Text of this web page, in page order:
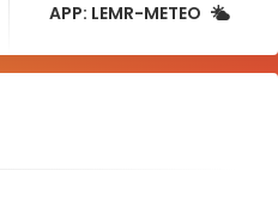
APP: LEMR-METEO